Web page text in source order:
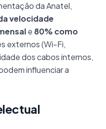
da Anatel,
velocidade
e 80% como
externos (Wi-Fi,
dos cabos internos,
influenciar a